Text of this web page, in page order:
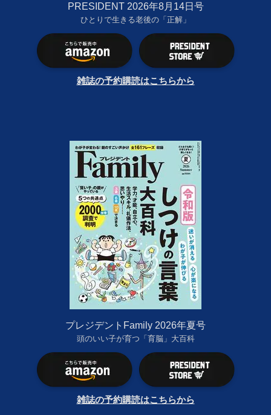
PRESIDENT 2026年8月14日号
ひとりで生きる老後の「正解」
雑誌の予約購読はこちらから
プレジデントFamily 2026年夏号
頭のいい子が育つ「育脳」大百科
雑誌の予約購読はこちらから